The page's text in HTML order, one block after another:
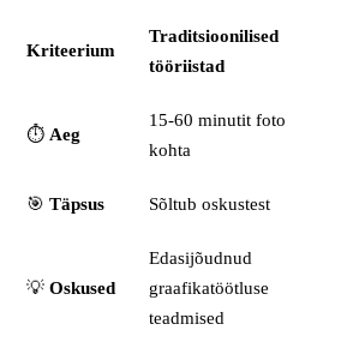
Kriteerium
Traditsioonilised
tööriistad
⏱️ Aeg
15-60 minutit foto
kohta
🎯 Täpsus Sõltub oskustest
💡 Oskused
Edasijõudnud
graafikatöötluse
teadmised